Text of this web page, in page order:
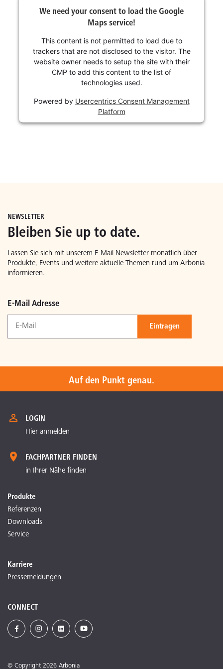
We need your consent to load the Google
Maps service!
This content is not permitted to load due to
trackers that are not disclosed to the visitor. The
website owner needs to setup the site with their
CMP to add this content to the list of
technologies used.
Powered by Usercentrics Consent Management
Platform
NEWSLETTER
Bleiben Sie up to date.
Lassen Sie sich mit unserem E-Mail Newsletter monatlich über
Produkte, Events und weitere aktuelle Themen rund um Arbonia
informieren.
E-Mail Adresse
Eintragen
Auf den Punkt genau.
LOGIN
Hier anmelden
FACHPARTNER FINDEN
in Ihrer Nähe finden
Produkte
Referenzen
Downloads
Service
Karriere
Pressemeldungen
CONNECT
© Copyright 2026 Arbonia